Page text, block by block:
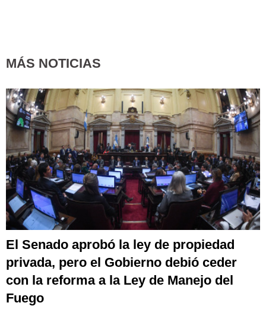
MÁS NOTICIAS
El Senado aprobó la ley de propiedad
privada, pero el Gobierno debió ceder
con la reforma a la Ley de Manejo del
Fuego